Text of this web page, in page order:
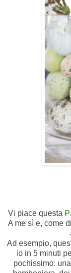
Vi piace questa
A me sì e, come
Ad esempio,
io in 5 minuti
pochissimo: